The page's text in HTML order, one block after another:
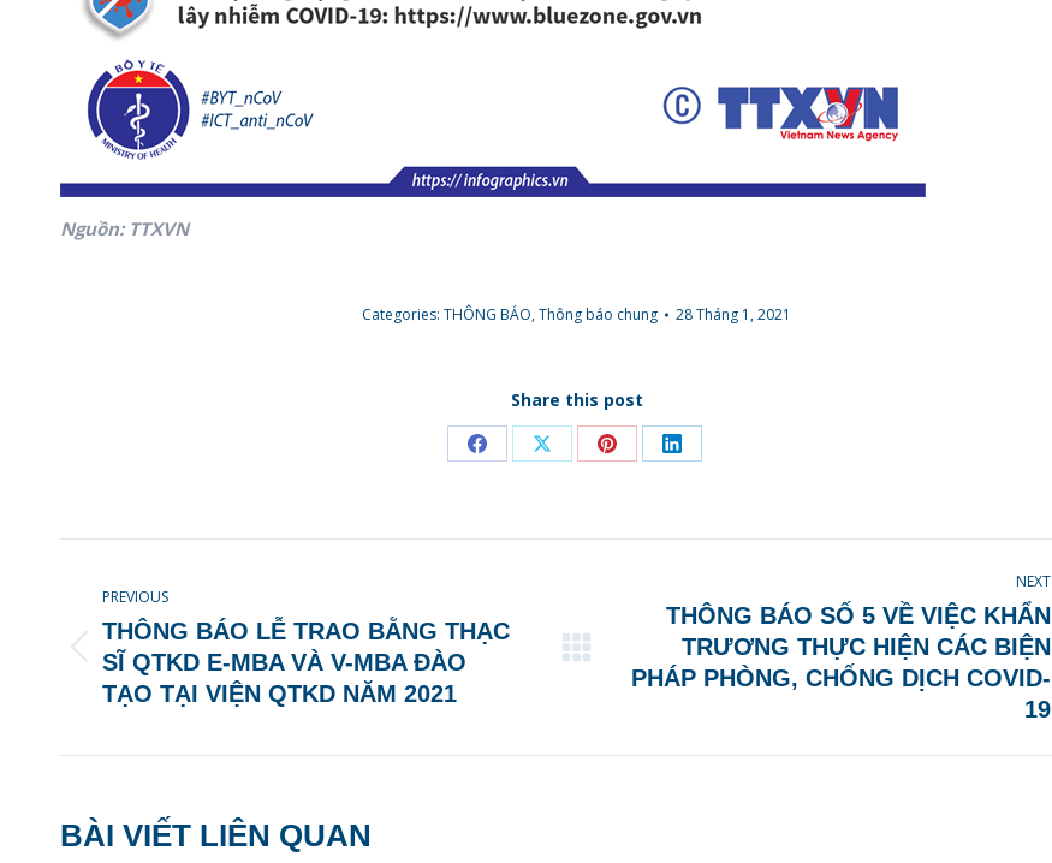
Nguồn: TTXVN
Categories: THÔNG BÁO,Thông báo chung 28 Tháng 1, 2021
Share this post
Share Share Share Share
NAVIGATION
PREVIOUS
Previous
post:
THÔNG BÁO LỄ TRAO BẰNG THẠC
SĨ QTKD E-MBA VÀ V-MBA ĐÀO
TẠO TẠI VIỆN QTKD NĂM 2021
NEXT
post:
THÔNG BÁO SỐ 5 VỀ VIỆC KHẨN
TRƯƠNG THỰC HIỆN CÁC BIỆN
PHÁP PHÒNG, CHỐNG DỊCH COVID-
19
BÀI VIẾT LIÊN QUAN